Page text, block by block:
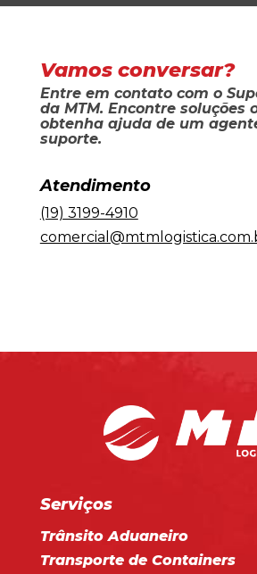
Vamos conversar?
Entre em contato com o
da MTM. Encontre soluções
obtenha ajuda de um
suporte.
Atendimento
(19) 3199-4910
Serviços
Trânsito Aduaneiro
Transporte de Containers